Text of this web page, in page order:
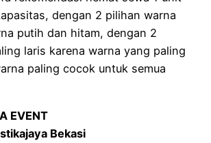
dengan 2 pilihan warna
putih dan hitam, dengan 2
laris karena warna yang paling
paling cocok untuk semua
EVENT
Bekasi